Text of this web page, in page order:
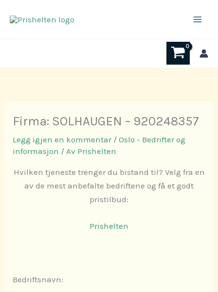
rett
Firma: SOLHAUGEN – 920248357
Legg igjen en kommentar /Oslo - Bedrifter og
informasjon / Av Prishelten
Hvilken tjeneste trenger du bistand til? Velg fra en
av de mest anbefalte bedriftene og få et godt
pristilbud:
Prishelten
Bedriftsnavn: